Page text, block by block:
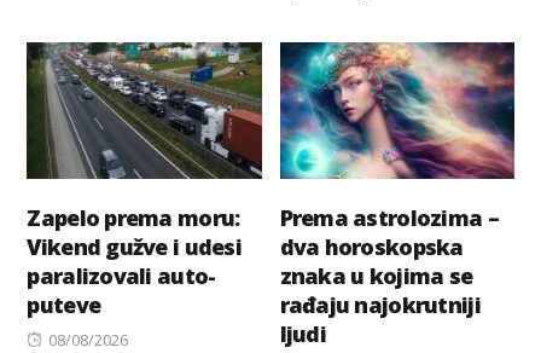
Zapelo prema moru:
Vikend gužve i udesi
paralizovali auto-
puteve
Posted
08/08/2026
Prema astrolozima –
dva horoskopska
znaka u kojima se
rađaju najokrutniji
ljudi